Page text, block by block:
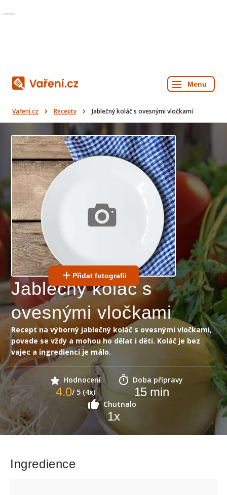
Reklama
Vaření.cz Recepty Jablečný koláč s ovesnými vločkami
Přidat fotografii
Jablečný koláč s
ovesnými vločkami
Recept na výborný jablečný koláč s ovesnými vločkami,
povede se vždy a mohou ho dělat i děti. Koláč je bez
vajec a ingredienci je málo.
Hodnocení
4.0/ 5 (4x)
Doba přípravy
15min
Chutnalo
1x
Ingredience